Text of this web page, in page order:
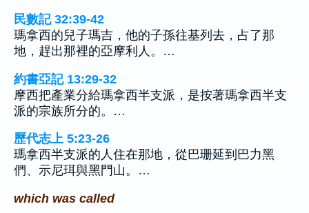
民數記 32:39-42
瑪拿西的兒子瑪吉，他的子孫往基列去，占了那
地，趕出那裡的亞摩利人。…
約書亞記 13:29-32
摩西把產業分給瑪拿西半支派，是按著瑪拿西半支
派的宗族所分的。…
歷代志上 5:23-26
瑪拿西半支派的人住在那地，從巴珊延到巴力黑
們、示尼珥與黑門山。…
which was called